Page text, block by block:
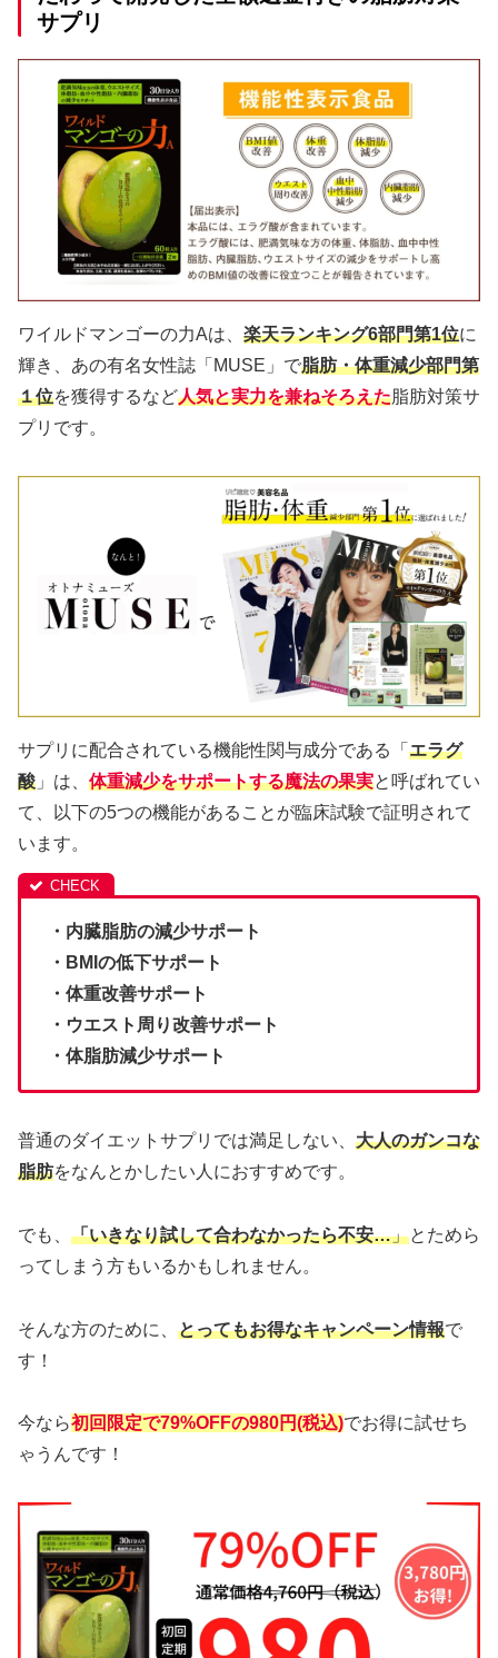
サプリ
ワイルドマンゴーの力Aは、 楽天ランキング6部門第1位に
輝き、あの有名女性誌「MUSE」で脂肪・体重減少部門第
１位を獲得するなど人気と実力を兼ねそろえた脂肪対策サ
プリです。
サプリに配合されている機能性関与成分である「 エラグ
酸 」は、 体重減少をサポートする魔法の果実と呼ばれてい
て、以下の5つの機能があることが臨床試験で証明されて
います。
・内臓脂肪の減少サポート
・BMIの低下サポート
・体重改善サポート
・ウエスト周り改善サポート
・体脂肪減少サポート
普通のダイエットサプリでは満足しない、 大人のガンコな
脂肪をなんとかしたい人におすすめです。
でも、 「いきなり試して合わなかったら不安…」とためら
ってしまう方もいるかもしれません。
そんな方のために、 とってもお得なキャンペーン情報で
す！
今なら初回限定で79%OFFの980円(税込)でお得に試せち
ゃうんです！